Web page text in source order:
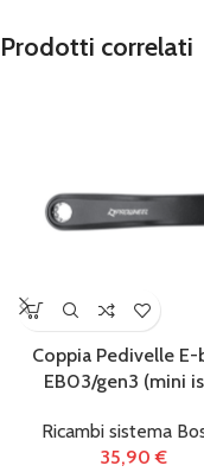
Prodotti correlati
Coppia Pedivelle E-
EB03/gen3 (mini
Ricambi sistema
35,90€